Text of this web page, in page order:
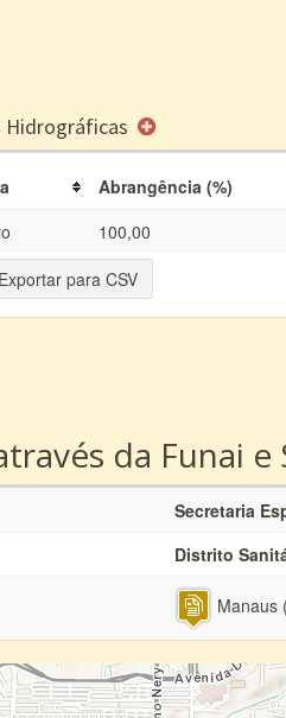
Hidrográficas
Abrangência (%)
100,00
Exportar para CSV
da Funai e
Secretaria
Distrito
Manaus